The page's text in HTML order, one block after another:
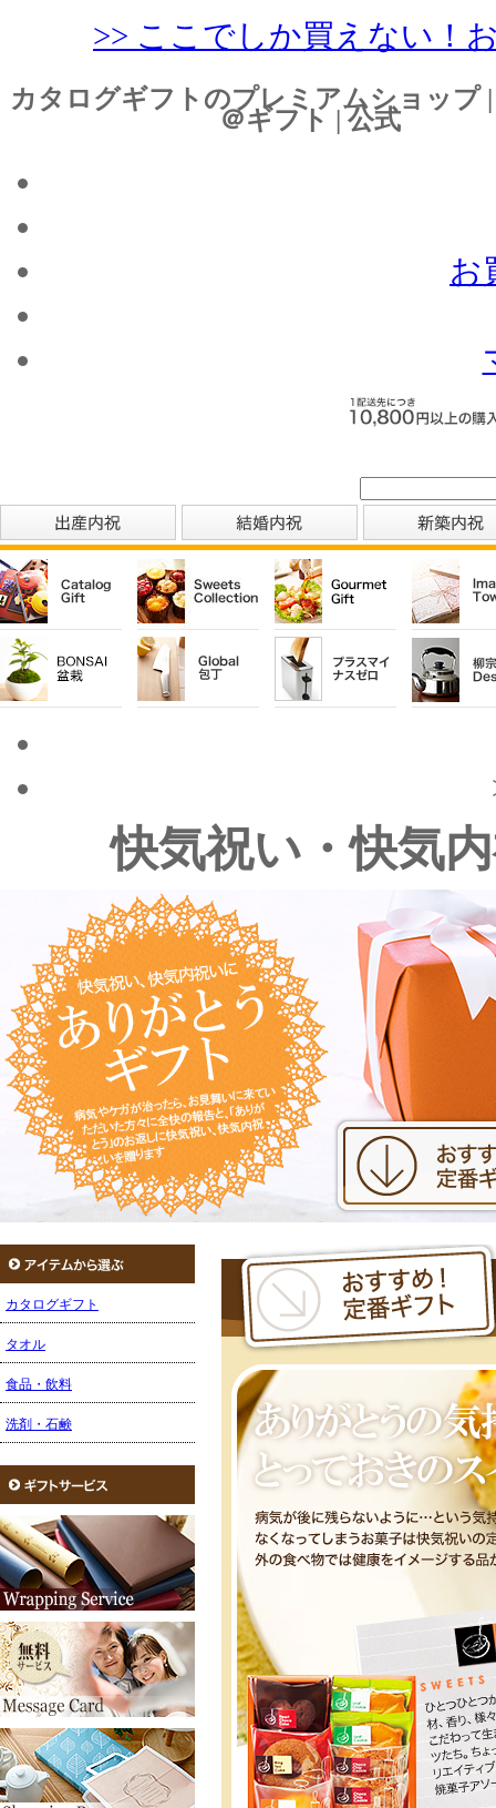
>> ここでしか買えない！
カタログギフトのプレミアムショップ
＠ギフト | 公式
お
快気祝い・快気